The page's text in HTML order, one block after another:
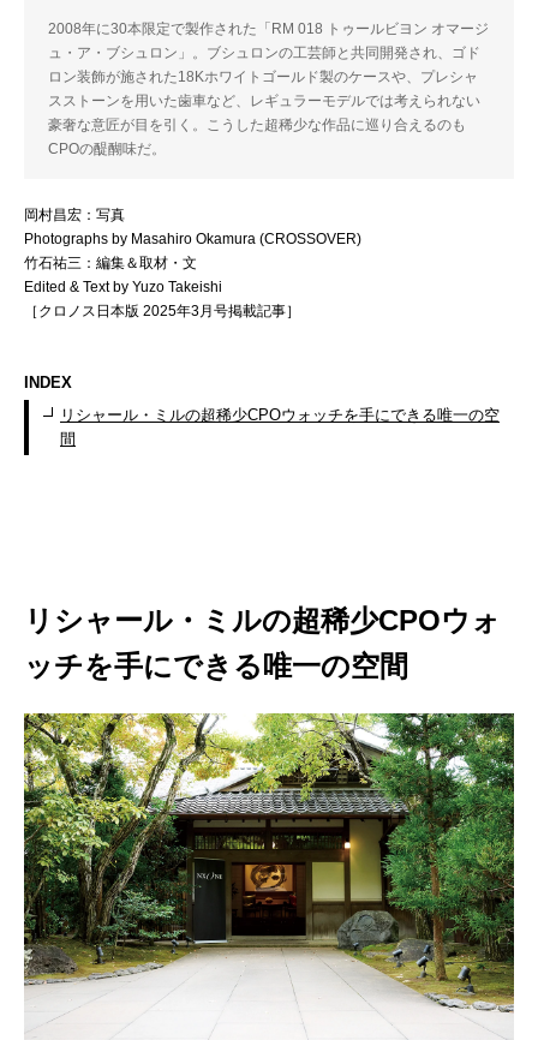
2008年に30本限定で製作された「RM 018 トゥールビヨン オマージ
ュ・ア・ブシュロン」。ブシュロンの工芸師と共同開発され、ゴド
ロン装飾が施された18Kホワイトゴールド製のケースや、プレシャ
スストーンを用いた歯車など、レギュラーモデルでは考えられない
豪奢な意匠が目を引く。こうした超稀少な作品に巡り合えるのも
CPOの醍醐味だ。
岡村昌宏：写真
Photographs by Masahiro Okamura (CROSSOVER)
竹石祐三：編集＆取材・文
Edited & Text by Yuzo Takeishi
［クロノス日本版 2025年3月号掲載記事］
INDEX
リシャール・ミルの超稀少CPOウォッチを手にできる唯一の空
間
リシャール・ミルの超稀少CPOウォ
ッチを手にできる唯一の空間